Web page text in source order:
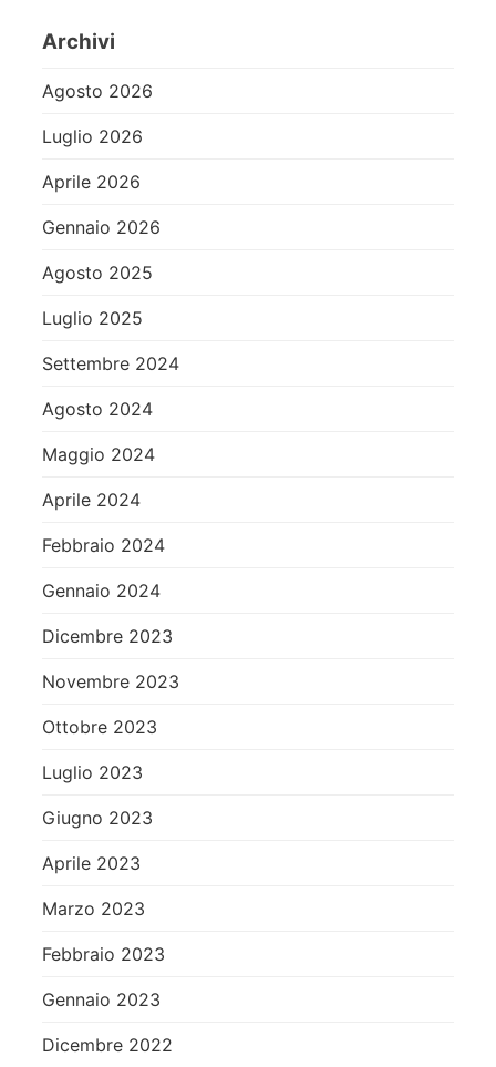
Archivi
Agosto 2026
Luglio 2026
Aprile 2026
Gennaio 2026
Agosto 2025
Luglio 2025
Settembre 2024
Agosto 2024
Maggio 2024
Aprile 2024
Febbraio 2024
Gennaio 2024
Dicembre 2023
Novembre 2023
Ottobre 2023
Luglio 2023
Giugno 2023
Aprile 2023
Marzo 2023
Febbraio 2023
Gennaio 2023
Dicembre 2022